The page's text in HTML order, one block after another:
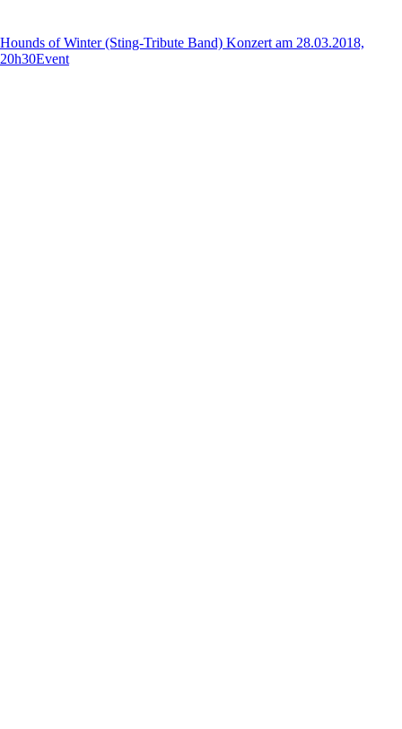
Hounds of Winter (Sting-Tribute Band) Konzert am 28.03.2018,
20h30Event